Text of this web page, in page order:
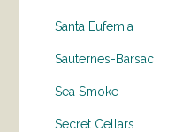
Santa Eufemia
Sauternes-Barsac
Sea Smoke
Secret Cellars